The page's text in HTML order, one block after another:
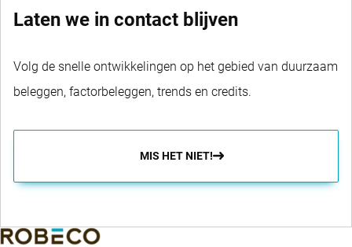
Laten we in contact blijven
Volg de snelle ontwikkelingen op het gebied van duurzaam
beleggen, factorbeleggen, trends en credits.
MIS HET NIET!